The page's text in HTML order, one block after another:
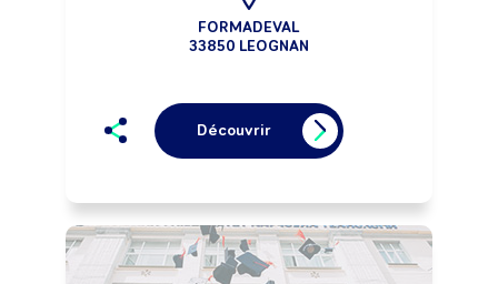
FORMADEVAL
33850 LEOGNAN
Découvrir